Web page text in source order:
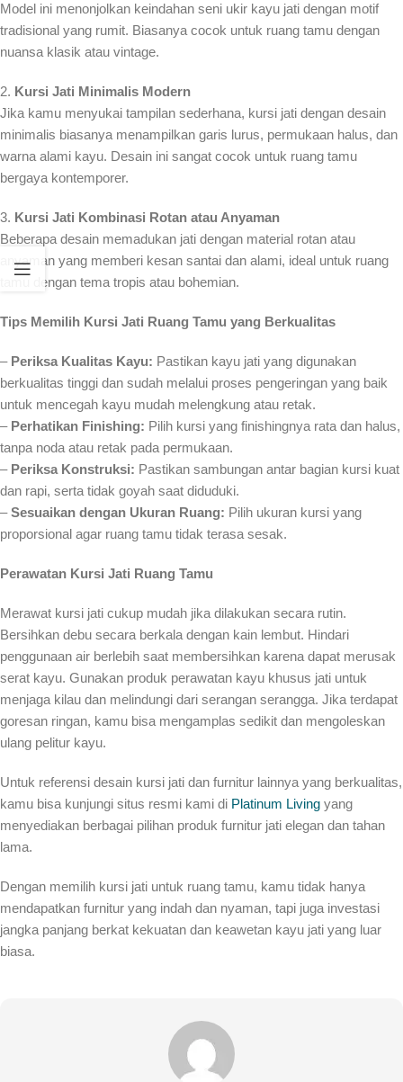
Model ini menonjolkan keindahan seni ukir kayu jati dengan motif
tradisional yang rumit. Biasanya cocok untuk ruang tamu dengan
nuansa klasik atau vintage.
2. Kursi Jati Minimalis Modern
Jika kamu menyukai tampilan sederhana, kursi jati dengan desain
minimalis biasanya menampilkan garis lurus, permukaan halus, dan
warna alami kayu. Desain ini sangat cocok untuk ruang tamu
bergaya kontemporer.
3. Kursi Jati Kombinasi Rotan atau Anyaman
Beberapa desain memadukan jati dengan material rotan atau
anyaman yang memberi kesan santai dan alami, ideal untuk ruang
tamu dengan tema tropis atau bohemian.
Tips Memilih Kursi Jati Ruang Tamu yang Berkualitas
– Periksa Kualitas Kayu: Pastikan kayu jati yang digunakan
berkualitas tinggi dan sudah melalui proses pengeringan yang baik
untuk mencegah kayu mudah melengkung atau retak.
– Perhatikan Finishing: Pilih kursi yang finishingnya rata dan halus,
tanpa noda atau retak pada permukaan.
– Periksa Konstruksi: Pastikan sambungan antar bagian kursi kuat
dan rapi, serta tidak goyah saat diduduki.
–Sesuaikan dengan Ukuran Ruang: Pilih ukuran kursi yang
proporsional agar ruang tamu tidak terasa sesak.
Perawatan Kursi Jati Ruang Tamu
Merawat kursi jati cukup mudah jika dilakukan secara rutin.
Bersihkan debu secara berkala dengan kain lembut. Hindari
penggunaan air berlebih saat membersihkan karena dapat merusak
serat kayu. Gunakan produk perawatan kayu khusus jati untuk
menjaga kilau dan melindungi dari serangan serangga. Jika terdapat
goresan ringan, kamu bisa mengamplas sedikit dan mengoleskan
ulang pelitur kayu.
Untuk referensi desain kursi jati dan furnitur lainnya yang berkualitas,
kamu bisa kunjungi situs resmi kami di Platinum Living yang
menyediakan berbagai pilihan produk furnitur jati elegan dan tahan
lama.
Dengan memilih kursi jati untuk ruang tamu, kamu tidak hanya
mendapatkan furnitur yang indah dan nyaman, tapi juga investasi
jangka panjang berkat kekuatan dan keawetan kayu jati yang luar
biasa.